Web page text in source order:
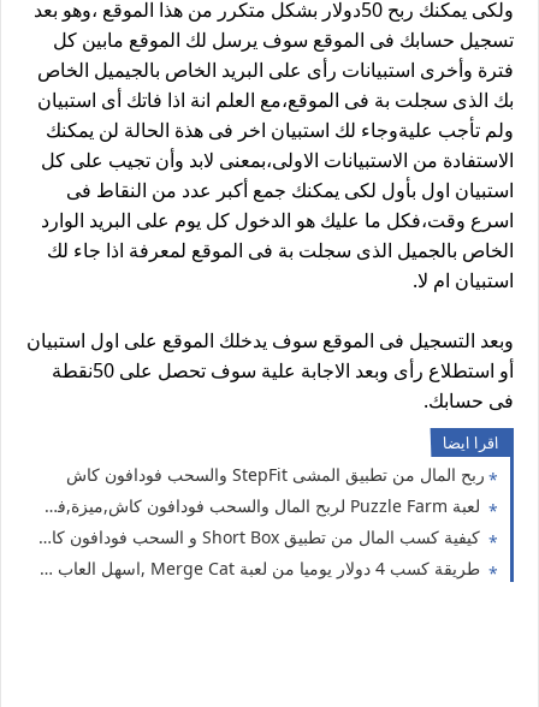
ولكى يمكنك ربح 50دولار بشكل متكرر من هذا الموقع ،وهو بعد
تسجيل حسابك فى الموقع سوف يرسل لك الموقع مابين كل
فترة وأخرى استبيانات رأى على البريد الخاص بالجيميل الخاص
بك الذى سجلت بة فى الموقع،مع العلم انة اذا فاتك أى استبيان
ولم تأجب عليةوجاء لك استبيان اخر فى هذة الحالة لن يمكنك
الاستفادة من الاستبيانات الاولى،بمعنى لابد وأن تجيب على كل
استبيان اول بأول لكى يمكنك جمع أكبر عدد من النقاط فى
اسرع وقت،فكل ما عليك هو الدخول كل يوم على البريد الوارد
الخاص بالجميل الذى سجلت بة فى الموقع لمعرفة اذا جاء لك
استبيان ام لا.
وبعد التسجيل فى الموقع سوف يدخلك الموقع على اول استبيان
أو استطلاع رأى وبعد الاجابة علية سوف تحصل على 50نقطة
فى حسابك.
اقرا ايضا
ربح المال من تطبيق المشى StepFit والسحب فودافون كاش
لعبة Puzzle Farm لربح المال والسحب فودافون كاش,ميزة,فورى, باي بال
كيفية كسب المال من تطبيق Short Box و السحب فودافون كاش
طريقة كسب 4 دولار يوميا من لعبة Merge Cat ,اسهل العاب كسب المال2026